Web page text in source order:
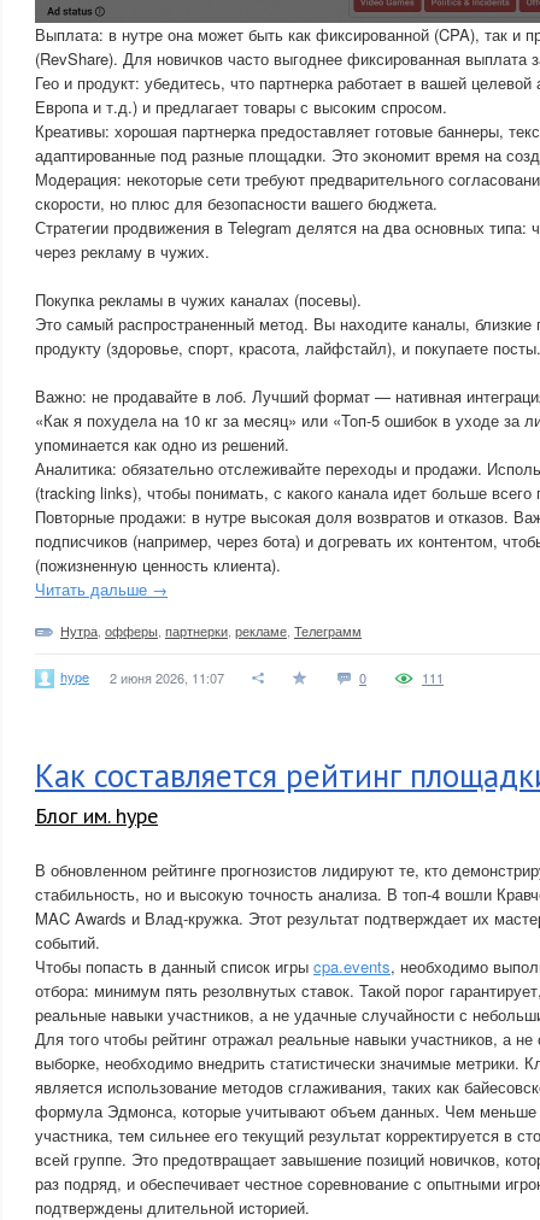
Выплата: в нутре она может быть как фиксированной (CPA), так и
(RevShare). Для новичков часто выгоднее фиксированная выплата
Гео и продукт: убедитесь, что партнерка работает в вашей
Европа и т.д.) и предлагает товары с высоким спросом.
Креативы: хорошая партнерка предоставляет готовые баннеры,
адаптированные под разные площадки. Это экономит время на
Модерация: некоторые сети требуют предварительного
скорости, но плюс для безопасности вашего бюджета.
Стратегии продвижения в Telegram делятся на два основных типа:
через рекламу в чужих.
Покупка рекламы в чужих каналах (посевы).
Это самый распространенный метод. Вы находите каналы, близкие
продукту (здоровье, спорт, красота, лайфстайл), и покупаете посты.
Важно: не продавайте в лоб. Лучший формат — нативная
«Как я похудела на 10 кг за месяц» или «Топ-5 ошибок в уходе за
упоминается как одно из решений.
Аналитика: обязательно отслеживайте переходы и продажи.
(tracking links), чтобы понимать, с какого канала идет больше всего
Повторные продажи: в нутре высокая доля возвратов и отказов.
подписчиков (например, через бота) и догревать их контентом,
(пожизненную ценность клиента).
Читать дальше →
Нутра офферы партнерки рекламе Телеграмм
hype 2 июня 2026, 11:07 0 111
Как составляется рейтинг
Блог им. hype
В обновленном рейтинге прогнозистов лидируют те, кто
стабильность, но и высокую точность анализа. В топ-4 вошли
MAC Awards и Влад-кружка. Этот результат подтверждает их
событий.
Чтобы попасть в данный список игры cpa.events, необходимо
отбора: минимум пять резолвнутых ставок. Такой порог
реальные навыки участников, а не удачные случайности с
Для того чтобы рейтинг отражал реальные навыки участников, а
выборке, необходимо внедрить статистически значимые метрики.
является использование методов сглаживания, таких как
формула Эдмонса, которые учитывают объем данных. Чем меньше
участника, тем сильнее его текущий результат корректируется в
всей группе. Это предотвращает завышение позиций новичков,
раз подряд, и обеспечивает честное соревнование с опытными
подтверждены длительной историей.